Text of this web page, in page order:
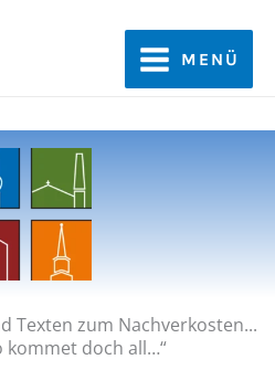
MENÜ
Texten zum Nachverkosten...
kommet doch all…“